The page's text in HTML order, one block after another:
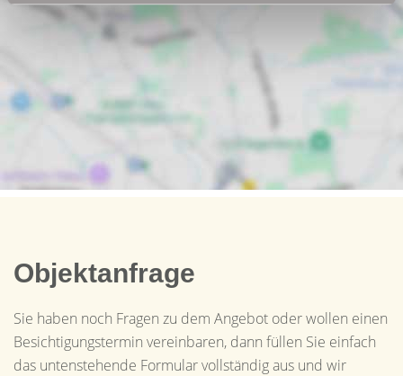
Objektanfrage
Sie haben noch Fragen zu dem Angebot oder wollen einen
Besichtigungstermin vereinbaren, dann füllen Sie einfach
das untenstehende Formular vollständig aus und wir